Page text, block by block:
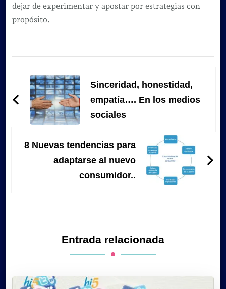
dejar de experimentar y apostar por estrategias con
propósito.
de
entradas
Sinceridad, honestidad,
empatía…. En los medios
sociales
8 Nuevas tendencias para
adaptarse al nuevo
consumidor..
Entrada relacionada